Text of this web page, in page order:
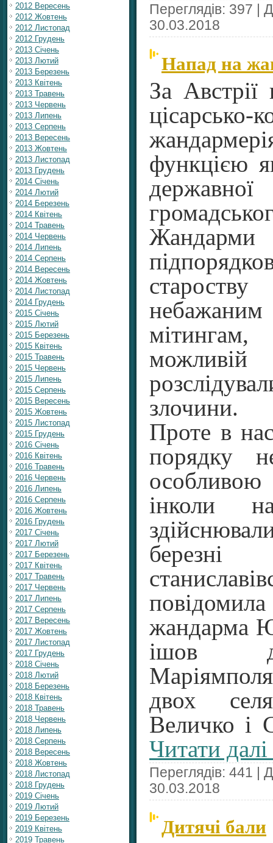
2012 Вересень
2012 Жовтень
2012 Листопад
2012 Грудень
2013 Січень
2013 Лютий
2013 Березень
2013 Квітень
2013 Травень
2013 Червень
2013 Липень
2013 Серпень
2013 Вересень
2013 Жовтень
2013 Листопад
2013 Грудень
2014 Січень
2014 Лютий
2014 Березень
2014 Квітень
2014 Травень
2014 Червень
2014 Липень
2014 Серпень
2014 Вересень
2014 Жовтень
2014 Листопад
2014 Грудень
2015 Січень
2015 Лютий
2015 Березень
2015 Квітень
2015 Травень
2015 Червень
2015 Липень
2015 Серпень
2015 Вересень
2015 Жовтень
2015 Листопад
2015 Грудень
2016 Січень
2016 Квітень
2016 Травень
2016 Червень
2016 Липень
2016 Серпень
2016 Жовтень
2016 Грудень
2017 Січень
2017 Лютий
2017 Березень
2017 Квітень
2017 Травень
2017 Червень
2017 Липень
2017 Серпень
2017 Вересень
2017 Жовтень
2017 Листопад
2017 Грудень
2018 Січень
2018 Лютий
2018 Березень
2018 Квітень
2018 Травень
2018 Червень
2018 Липень
2018 Серпень
2018 Вересень
2018 Жовтень
2018 Листопад
2018 Грудень
2019 Січень
2019 Лютий
2019 Березень
2019 Квітень
2019 Травень
Переглядів: 397 |
30.03.2018
Напад на
За Австрії
цісарсько-
функцією
Жандарми
злочини.
Проте в
порядку
інколи
жандарма
ішов
двох
Величко і
Читати
Переглядів: 441 |
30.03.2018
Дитячі бали